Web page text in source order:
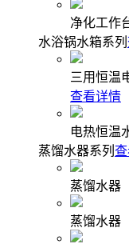
净化工作
水浴锅水箱系列
三用恒温
查看详情
电热恒温
蒸馏水器系列
蒸馏水器
蒸馏水器